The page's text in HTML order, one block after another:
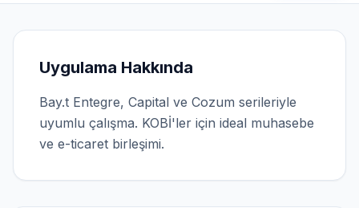
Uygulama Hakkında
Bay.t Entegre, Capital ve Cozum serileriyle
uyumlu çalışma. KOBİ'ler için ideal muhasebe
ve e-ticaret birleşimi.